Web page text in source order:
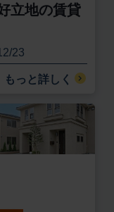
立地の賃貸
23
もっと詳しく